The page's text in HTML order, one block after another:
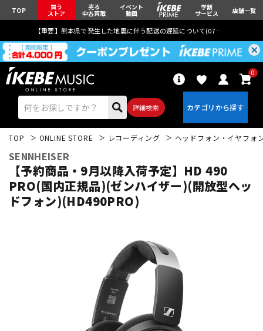
TOP 買う
ストア
売る
中古買取
イベント
動画
学割
サービス 店舗一覧
【重要】熊本県で発生した地震に伴う配送の遅延について(07月29日
詳細検索
0
エレキギター
TOP ONLINE STORE レコーディング ヘッドフォン・イヤフォ
SENNHEISER
【予約商品・9月以降入荷予定】HD 490
PRO(国内正規品)(ゼンハイザー)(開放型ヘッ
ドフォン)(HD490PRO)